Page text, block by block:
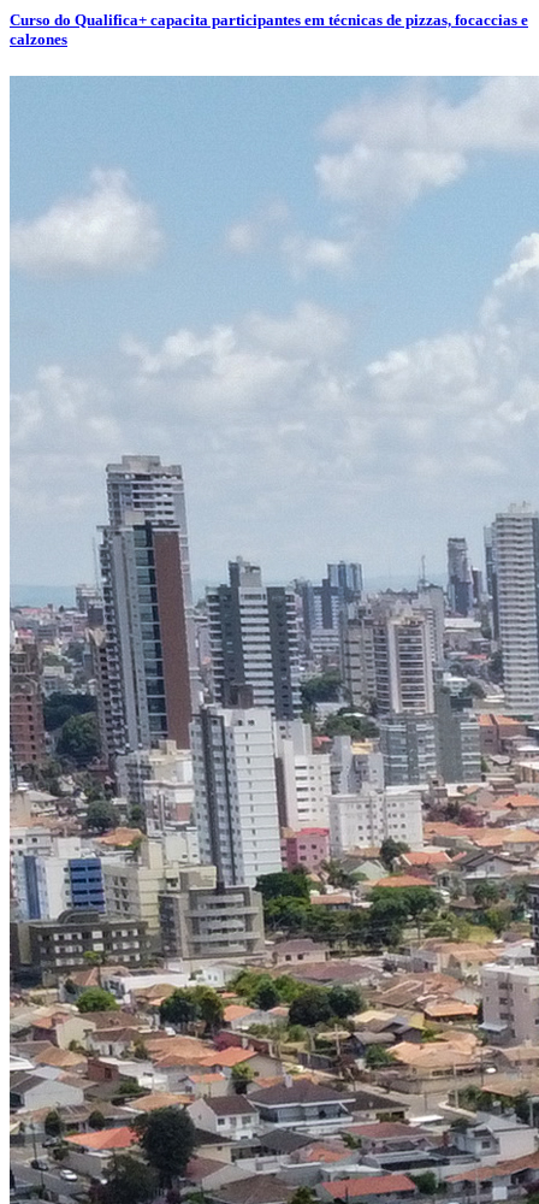
Curso do Qualifica+ capacita participantes em técnicas de pizzas, focaccias e
calzones